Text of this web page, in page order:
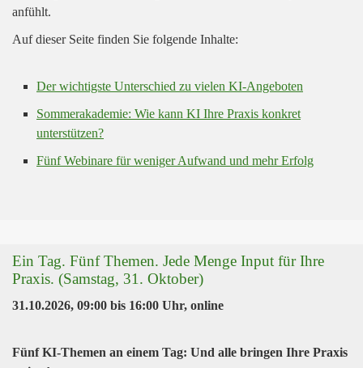
anfühlt.
Auf dieser Seite finden Sie folgende Inhalte:
Der wichtigste Unterschied zu vielen KI-Angeboten
Sommerakademie: Wie kann KI Ihre Praxis konkret
unterstützen?
Fünf Webinare für weniger Aufwand und mehr Erfolg
Ein Tag. Fünf Themen. Jede Menge Input für Ihre
Praxis. (Samstag, 31. Oktober)
31.10.2026, 09:00 bis 16:00 Uhr, online
Fünf KI-Themen an einem Tag: Und alle bringen Ihre Praxis